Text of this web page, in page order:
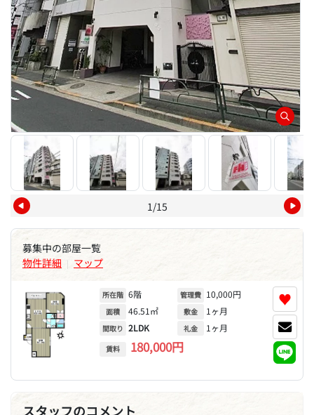
1/15
募集中の部屋一覧
物件詳細 | マップ
所在階 6階
面積 46.51㎡
間取り 2LDK
賃料 180,000円
管理費 10,000円
敷金 1ヶ月
礼金 1ヶ月
♥
スタッフのコメント